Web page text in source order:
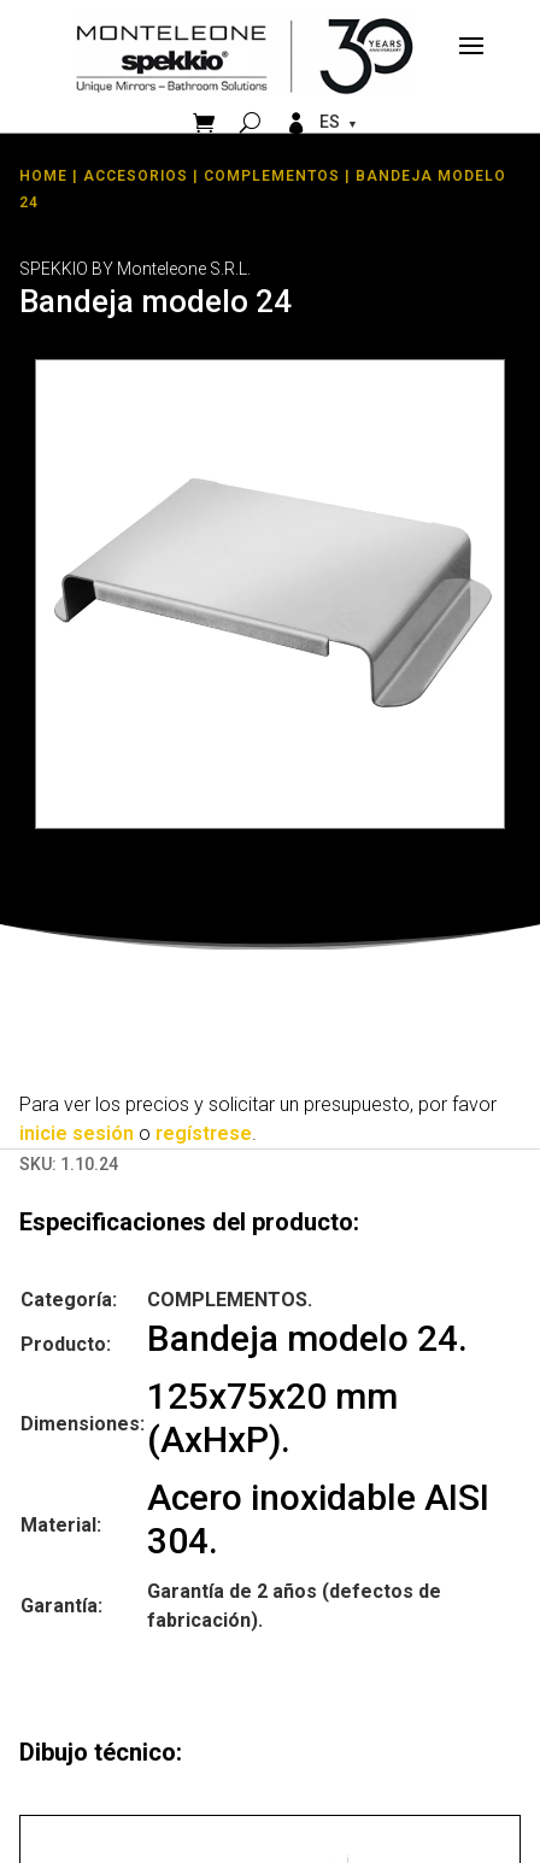
  ES
HOME | ACCESORIOS | COMPLEMENTOS | BANDEJA MODELO
24
SPEKKIO BY Monteleone S.R.L.
Bandeja modelo 24
Para ver los precios y solicitar un presupuesto, por favor
inicie sesión o regístrese
SKU: 1.10.24
Especificaciones del producto:
Categoría:
COMPLEMENTOS.
Producto:
Bandeja modelo 24.
Dimensiones:
125x75x20 mm
(AxHxP).
Material:
Acero inoxidable AISI
304.
Garantía:
Garantía de 2 años (defectos de
fabricación).
Dibujo técnico: